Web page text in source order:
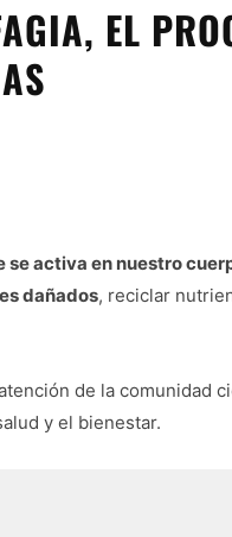
EL
activa en nuestro
dañados, reciclar
de la comunidad
y el bienestar.